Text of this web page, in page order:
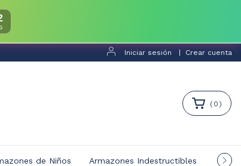
Iniciar sesión Crear cuenta
( 0 )
de Niños Armazones Indestructibles